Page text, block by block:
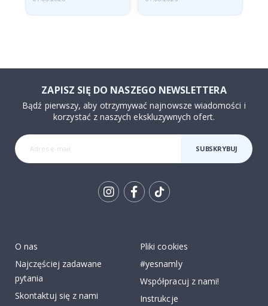
ZAPISZ SIĘ DO NASZEGO NEWSLETTERA
Bądź pierwszy, aby otrzymywać najnowsze wiadomości i
korzystać z naszych ekskluzywnych ofert.
SUBSKRYBUJ
O nas
Najczęściej zadawane
pytania
Skontaktuj się z nami
Pliki cookies
#yesnamly
Współpracuj z nami!
Instrukcje